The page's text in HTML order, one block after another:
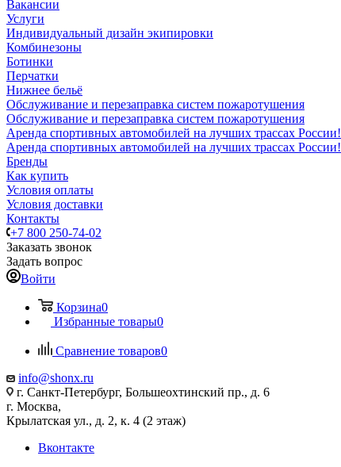
Вакансии
Услуги
Индивидуальный дизайн экипировки
Комбинезоны
Ботинки
Перчатки
Нижнее бельё
Обслуживание и перезаправка систем пожаротушения
Обслуживание и перезаправка систем пожаротушения
Аренда спортивных автомобилей на лучших трассах России!
Аренда спортивных автомобилей на лучших трассах России!
Бренды
Как купить
Условия оплаты
Условия доставки
Контакты
+7 800 250-74-02
Заказать звонок
Задать вопрос
Войти
Корзина0
Избранные товары0
Сравнение товаров0
info@shonx.ru
г. Санкт-Петербург, Большеохтинский пр., д. 6
г. Москва,
Крылатская ул., д. 2, к. 4 (2 этаж)
Вконтакте